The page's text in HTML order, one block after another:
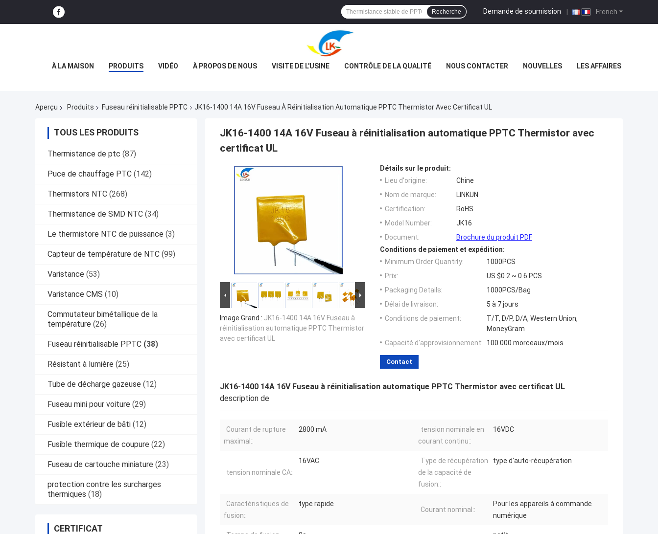
French
Demande de soumission |
Recherche
À LA MAISON PRODUITS VIDÉO À PROPOS DE NOUS VISITE DE L'USINE CONTRÔLE DE LA QUALITÉ NOUS CONTACTER NOUVELLES LES AFFAIRES
Aperçu Produits Fuseau réinitialisable PPTC JK16-1400 14A 16V Fuseau À Réinitialisation Automatique PPTC Thermistor Avec Certificat UL
TOUS LES PRODUITS
Thermistance de ptc (87)
Puce de chauffage PTC (142)
Thermistors NTC (268)
Thermistance de SMD NTC (34)
Le thermistore NTC de puissance (3)
Capteur de température de NTC (99)
Varistance (53)
Varistance CMS (10)
Commutateur bimétallique de la
température (26)
Fuseau réinitialisable PPTC (38)
Résistant à lumière (25)
Tube de décharge gazeuse (12)
Fuseau mini pour voiture (29)
Fusible extérieur de bâti (12)
Fusible thermique de coupure (22)
Fuseau de cartouche miniature (23)
protection contre les surcharges
thermiques (18)
CERTIFICAT
JK16-1400 14A 16V Fuseau à réinitialisation automatique PPTC Thermistor avec
certificat UL
Image Grand : JK16-1400 14A 16V Fuseau à
réinitialisation automatique PPTC Thermistor
avec certificat UL
Détails sur le produit:
Lieu d'origine:
Chine
Nom de marque:
LINKUN
Certification:
RoHS
Model Number:
JK16
Document:
Brochure du produit PDF
Conditions de paiement et expédition:
Minimum Order Quantity:
1000PCS
Prix:
US $0.2 ~ 0.6 PCS
Packaging Details:
1000PCS/Bag
Délai de livraison:
5 à 7 jours
Conditions de paiement:
T/T, D/P, D/A, Western Union,
MoneyGram
Capacité d'approvisionnement:
100 000 morceaux/mois
Contact
JK16-1400 14A 16V Fuseau à réinitialisation automatique PPTC Thermistor avec certificat UL
description de
Courant de rupture
maximal::
2800 mA
tension nominale en
courant continu::
16VDC
tension nominale CA::
16VAC
Type de récupération
de la capacité de
fusion::
type d'auto-récupération
Caractéristiques de
fusion::
type rapide
Courant nominal::
Pour les appareils à commande
numérique